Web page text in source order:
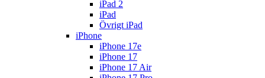
iPad 2
iPad
Övrigt iPad
iPhone
iPhone 17e
iPhone 17
iPhone 17 Air